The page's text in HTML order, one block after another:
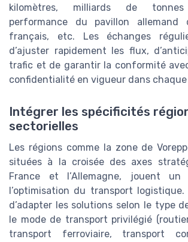
kilomètres, milliards de tonnes
performance du pavillon allemand
français, etc. Les échanges
d’ajuster rapidement les flux,
trafic et de garantir la conformité
confidentialité en vigueur dans chaque
Intégrer les spécificités
sectorielles
Les régions comme la zone de
situées à la croisée des axes
France et l’Allemagne, jouent
l’optimisation du transport
d’adapter les solutions selon le type
le mode de transport privilégié
transport ferroviaire, transport